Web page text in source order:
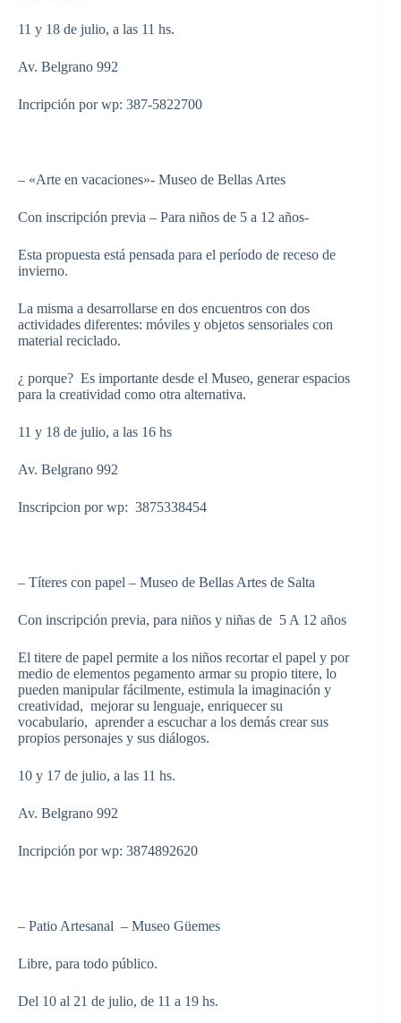
11 y 18 de julio, a las 11 hs.
Av. Belgrano 992
Incripción por wp: 387-5822700
– «Arte en vacaciones»- Museo de Bellas Artes
Con inscripción previa – Para niños de 5 a 12 años-
Esta propuesta está pensada para el período de receso de
invierno.
La misma a desarrollarse en dos encuentros con dos
actividades diferentes: móviles y objetos sensoriales con
material reciclado.
¿ porque? Es importante desde el Museo, generar espacios
para la creatividad como otra alternativa.
11 y 18 de julio, a las 16 hs
Av. Belgrano 992
Inscripcion por wp: 3875338454
– Títeres con papel – Museo de Bellas Artes de Salta
Con inscripción previa, para niños y niñas de 5 A 12 años
El titere de papel permite a los niños recortar el papel y por
medio de elementos pegamento armar su propio titere, lo
pueden manipular fácilmente, estimula la imaginación y
creatividad, mejorar su lenguaje, enriquecer su
vocabulario, aprender a escuchar a los demás crear sus
propios personajes y sus diálogos.
10 y 17 de julio, a las 11 hs.
Av. Belgrano 992
Incripción por wp: 3874892620
– Patio Artesanal – Museo Güemes
Libre, para todo público.
Del 10 al 21 de julio, de 11 a 19 hs.